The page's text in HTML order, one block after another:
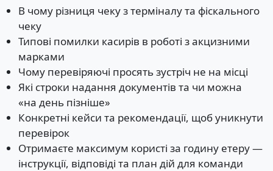
В чому різниця чеку з терміналу та фіскального
чеку
Типові помилки касирів в роботі з акцизними
марками
Чому перевіряючі просять зустріч не на місці
Які строки надання документів та чи можна
«на день пізніше»
Конкретні кейси та рекомендації, щоб уникнути
перевірок
Отримаєте максимум користі за годину етеру —
інструкції, відповіді та план дій для команди